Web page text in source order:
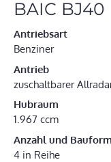
BAIC BJ40
Antriebsart
Benziner
Antrieb
zuschaltbarer
Hubraum
1.967 ccm
Anzahl und
4 in Reihe